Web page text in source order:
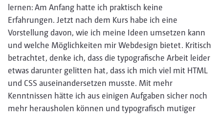
lernen: Am Anfang hatte ich praktisch keine
Erfahrungen. Jetzt nach dem Kurs habe ich eine
Vorstellung davon, wie ich meine Ideen umsetzen kann
und welche Möglichkeiten mir Webdesign bietet. Kritisch
betrachtet, denke ich, dass die typografische Arbeit leider
etwas darunter gelitten hat, dass ich mich viel mit HTML
und CSS auseinandersetzen musste. Mit mehr
Kenntnissen hätte ich aus einigen Aufgaben sicher noch
mehr herausholen können und typografisch mutiger